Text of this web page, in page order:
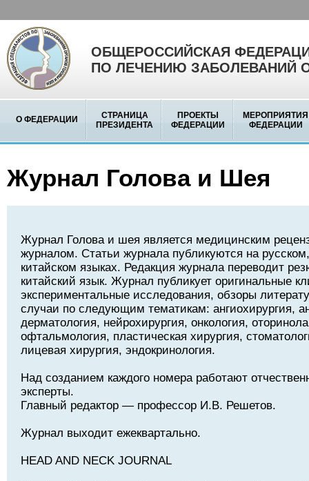
ОБЩЕРОССИЙСКАЯ
ПО ЛЕЧЕНИЮ ЗАБОЛЕВАНИЙ
О ФЕДЕРАЦИИ
СТРАНИЦА
ПРЕЗИДЕНТА
ПРОЕКТЫ
ФЕДЕРАЦИИ
МЕРОПРИЯТИЯ
ФЕДЕРАЦИИ
Журнал Голова и Шея
Журнал Голова и шея является медицинским
журналом. Статьи журнала публикуются на
китайском языках. Редакция журнала переводит
китайский язык. Журнал публикует оригинальные
экспериментальные исследования, обзоры
случаи по следующим тематикам: ангиохирургия,
дерматология, нейрохирургия, онкология,
офтальмология, пластическая хирургия,
лицевая хирургия, эндокринология.
Над созданием каждого номера работают
эксперты.
Главный редактор — профессор И.В. Решетов.
Журнал выходит ежеквартально.
HEAD AND NECK JOURNAL